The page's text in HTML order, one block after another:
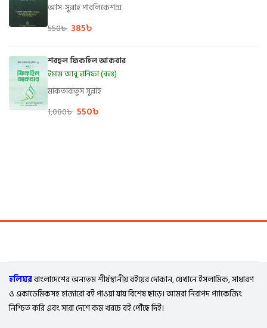
আস-সুন্নাহ পাবলিকেশন্স
550৳ 385৳
শরহুল ফিকহিল আকবার
ইমাম আবু হানিফা (রহঃ)
মাকতাবাতুস সুন্নাহ
1,080৳ 550৳
হলিঘরবাংলাদেশের অন্যতম শীর্ষস্থানীয় বইয়ের দোকান, যেখানে ইসলামিক, সাধারণ
ও একাডেমিকসহ হাজারো বই পাওয়া যায় বিশেষ ছাড়ে। আমরা নিরাপদ প্যাকেজিং
নিশ্চিত করি এবং সারা দেশে কম খরচে বই পৌঁছে দিই।